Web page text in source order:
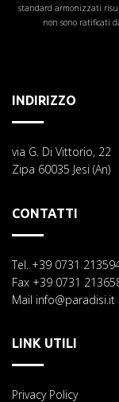
standard armonizzati
non sono ratificati
INDIRIZZO
via G. Di Vittorio, 22
Zipa 60035 Jesi (An)
CONTATTI
Tel. +39 0731
Fax +39 0731
Mail info@paradisi.it
LINK UTILI
Privacy Policy